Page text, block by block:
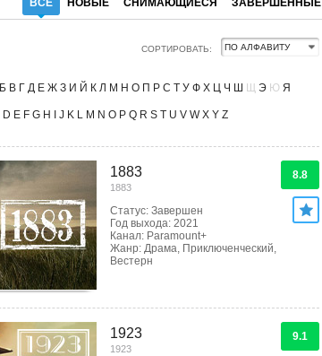
ВСЕ НОВЫЕ СНИМАЮЩИЕСЯ ЗАВЕРШЕННЫЕ
СОРТИРОВАТЬ:
Б В Г Д Е Ж З И Й К Л М Н О П Р С Т У Ф Х Ц Ч Ш Щ Э Ю Я
D E F G H J K L M N O P Q R S T U V W X Y Z
1883
1883
Статус: Завершен
Год выхода: 2021
Канал: Paramount+
Жанр: Драма, Приключенческий,
Вестерн
8.8
1923
1923
9.1